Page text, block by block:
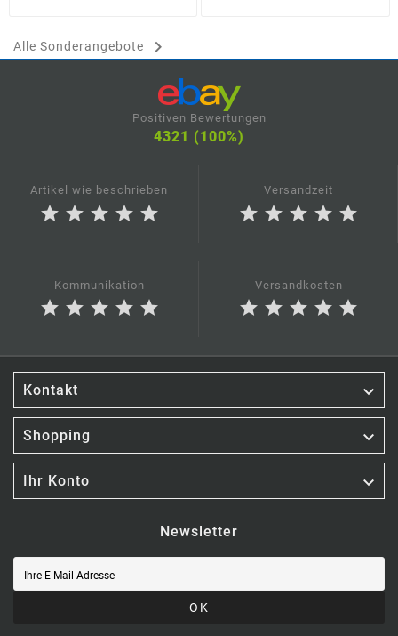
Alle Sonderangebote 
Positiven Bewertungen
4321 (100%)
Artikel wie beschrieben
star star star star star
Versandzeit
star star star star star
Kommunikation
star star star star star
Versandkosten
star star star star star
Kontakt 
Shopping 
Ihr Konto 
Newsletter
OK